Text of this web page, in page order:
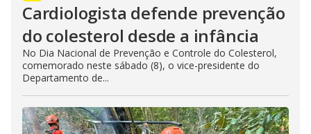
Cardiologista defende prevenção
do colesterol desde a infância
No Dia Nacional de Prevenção e Controle do Colesterol,
comemorado neste sábado (8), o vice-presidente do
Departamento de...